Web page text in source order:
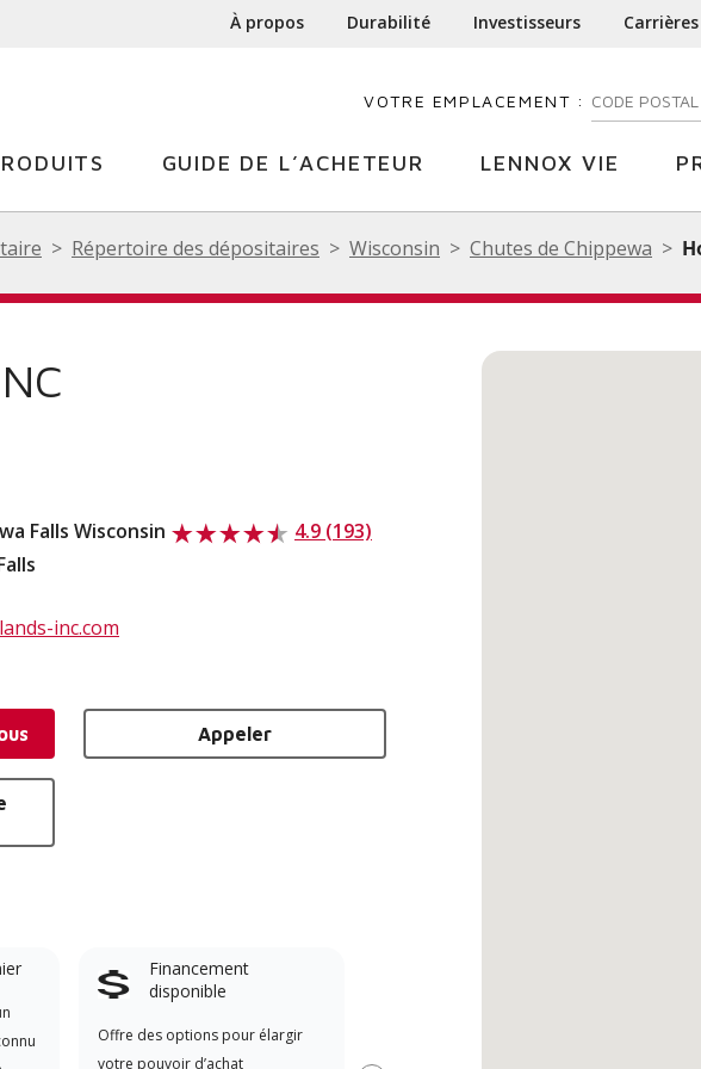
À propos Durabilité Investisseurs Carrières
VOTRE EMPLACEMENT : ENTREZ
GUIDE DE L’ACHETEUR LENNOX VIE
Répertoire des dépositaires Wisconsin Chutes de Chippewa
Falls Wisconsin
4.9 (193)
inc.com
Appeler
Financement
disponible
Offre des options pour élargir
votre pouvoir d’achat